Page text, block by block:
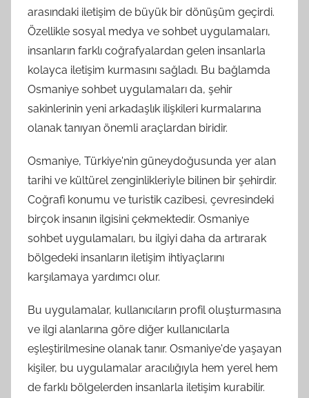
arasındaki iletişim de büyük bir dönüşüm geçirdi.
Özellikle sosyal medya ve sohbet uygulamaları,
insanların farklı coğrafyalardan gelen insanlarla
kolayca iletişim kurmasını sağladı. Bu bağlamda
Osmaniye sohbet uygulamaları da, şehir
sakinlerinin yeni arkadaşlık ilişkileri kurmalarına
olanak tanıyan önemli araçlardan biridir.
Osmaniye, Türkiye'nin güneydoğusunda yer alan
tarihi ve kültürel zenginlikleriyle bilinen bir şehirdir.
Coğrafi konumu ve turistik cazibesi, çevresindeki
birçok insanın ilgisini çekmektedir. Osmaniye
sohbet uygulamaları, bu ilgiyi daha da artırarak
bölgedeki insanların iletişim ihtiyaçlarını
karşılamaya yardımcı olur.
Bu uygulamalar, kullanıcıların profil oluşturmasına
ve ilgi alanlarına göre diğer kullanıcılarla
eşleştirilmesine olanak tanır. Osmaniye'de yaşayan
kişiler, bu uygulamalar aracılığıyla hem yerel hem
de farklı bölgelerden insanlarla iletişim kurabilir.